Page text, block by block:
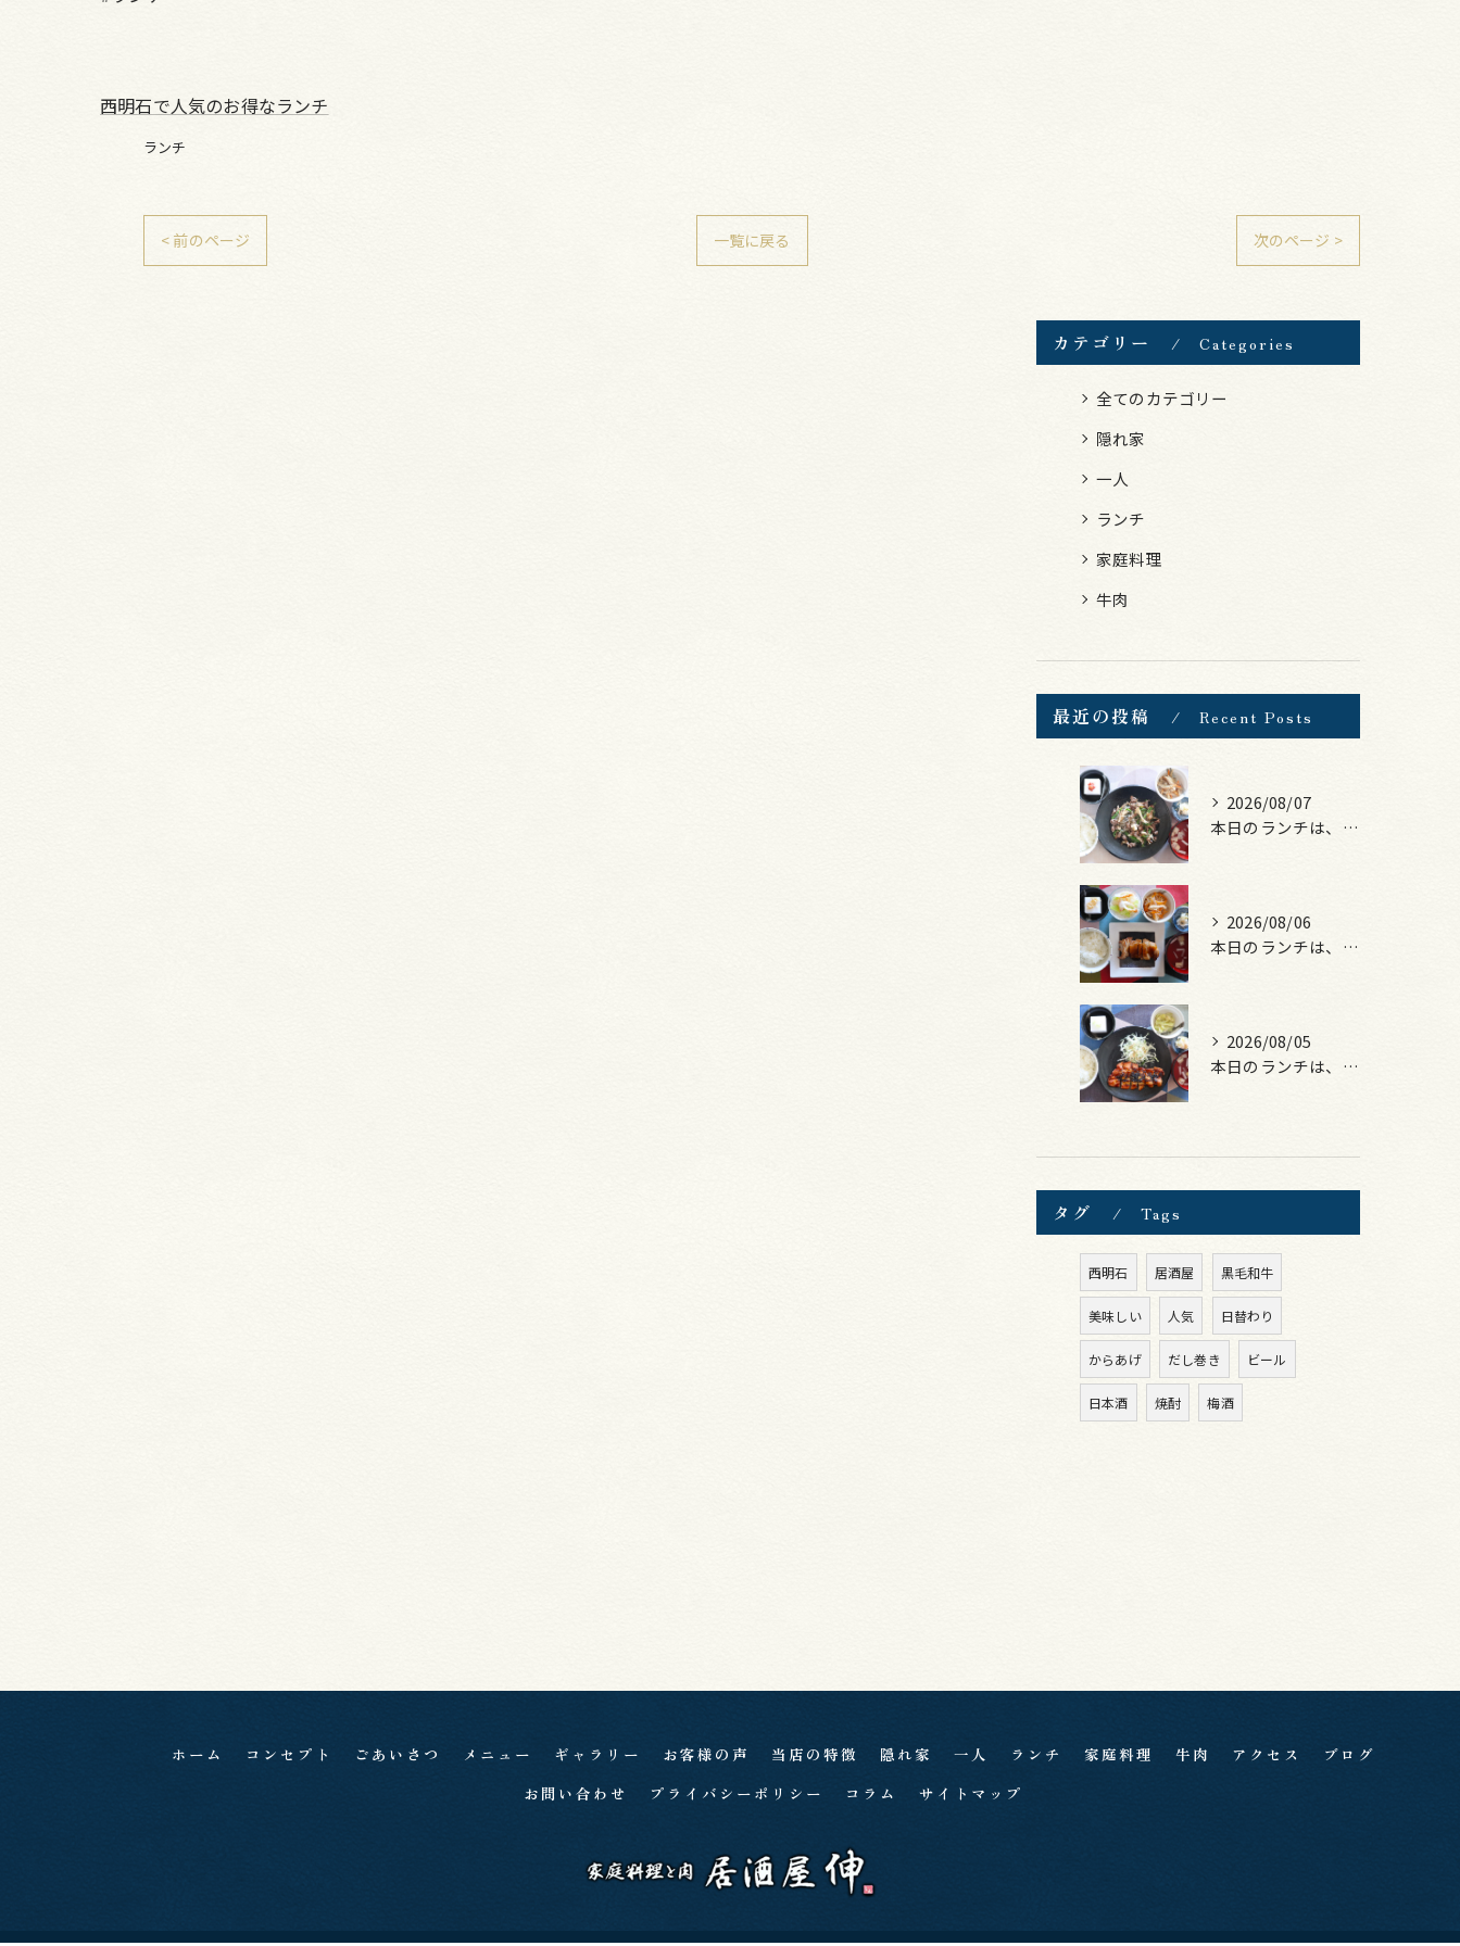
西明石で人気のお得なランチ
ランチ
< 前のページ 一覧に戻る 次のページ >
カテゴリー Categories
全てのカテゴリー
隠れ家
一人
ランチ
家庭料理
牛肉
最近の投稿 Recent Posts
2026/08/07
本日のランチは、黒毛和牛のチャプチェ！
2026/08/06
本日のランチは、照焼きチキン！
2026/08/05
本日のランチは、ロース豚カツ梅はさみ！
タグ Tags
西明石 居酒屋 黒毛和牛
美味しい 人気 日替わり
からあげ だし巻き ビール
日本酒 焼酎 梅酒
ホーム コンセプト ごあいさつ メニュー ギャラリー お客様の声 当店の特徴 隠れ家 一人 ランチ 家庭料理 牛肉 アクセス
ブログ
お問い合わせ
プライバシーポリシー コラム サイトマップ